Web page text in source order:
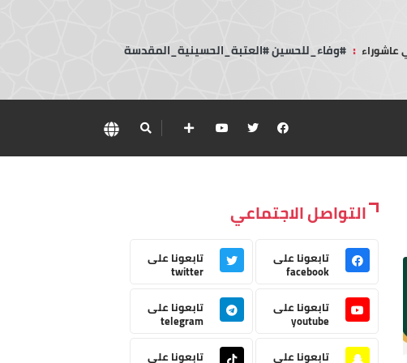
عاشوراء : #وفاء_للحسين #العتبة_الحسينية_المقدسة
التواصل الاجتماعي
تابعونا على
facebook
تابعونا على
twitter
تابعونا على
youtube
تابعونا على
telegram
تابعونا على
تابعونا على